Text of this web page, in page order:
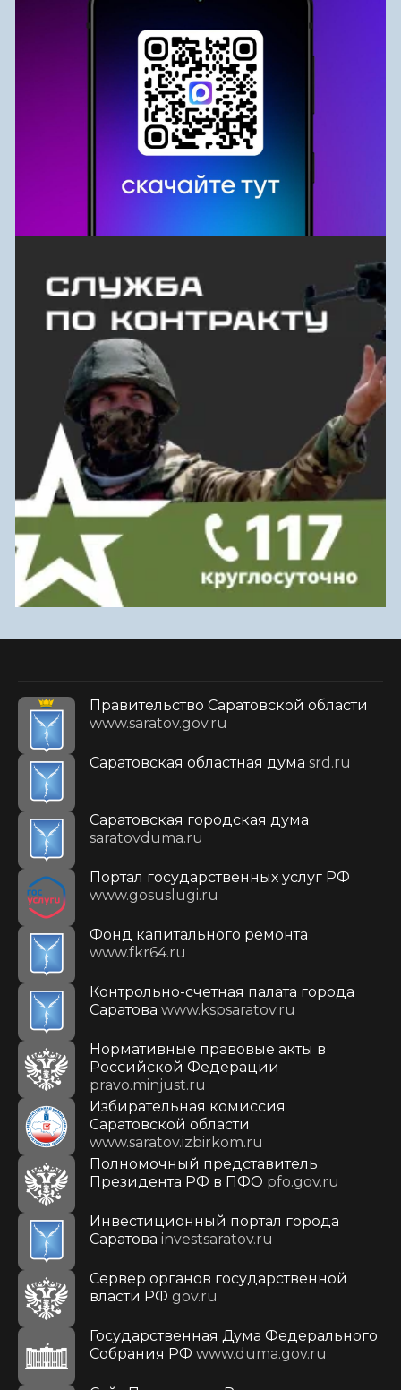
Правительство Саратовской области
www.saratov.gov.ru
Саратовская областная дума srd.ru
Саратовская городская дума
saratovduma.ru
Портал государственных услуг РФ
www.gosuslugi.ru
Фонд капитального ремонта
www.fkr64.ru
Контрольно-счетная палата города
Саратова www.kspsaratov.ru
Нормативные правовые акты в
Российской Федерации
pravo.minjust.ru
Избирательная комиссия
Саратовской области
www.saratov.izbirkom.ru
Полномочный представитель
Президента РФ в ПФО pfo.gov.ru
Инвестиционный портал города
Саратова investsaratov.ru
Сервер органов государственной
власти РФ gov.ru
Государственная Дума Федерального
Собрания РФ www.duma.gov.ru